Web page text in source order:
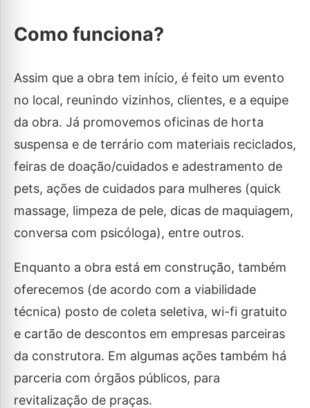
Como funciona?
Assim que a obra tem início, é feito um evento
no local, reunindo vizinhos, clientes, e a equipe
da obra. Já promovemos oficinas de horta
suspensa e de terrário com materiais reciclados,
feiras de doação/cuidados e adestramento de
pets, ações de cuidados para mulheres (quick
massage, limpeza de pele, dicas de maquiagem,
conversa com psicóloga), entre outros.
Enquanto a obra está em construção, também
oferecemos (de acordo com a viabilidade
técnica) posto de coleta seletiva, wi-fi gratuito
e cartão de descontos em empresas parceiras
da construtora. Em algumas ações também há
parceria com órgãos públicos, para
revitalização de praças.